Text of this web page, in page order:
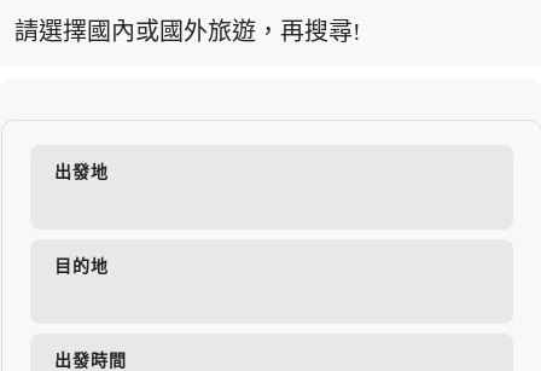
請選擇國內或國外旅遊，再搜尋!
出發地
目的地
出發時間